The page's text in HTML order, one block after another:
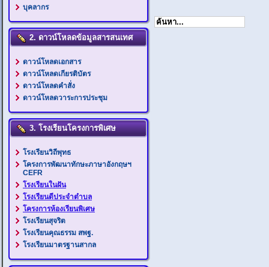
บุคลากร
2. ดาวน์โหลดข้อมูลสารสนเทศ
ดาวน์โหลดเอกสาร
ดาวน์โหลดเกียรติบัตร
ดาวน์โหลดคำสั่ง
ดาวน์โหลดวาระการประชุม
3. โรงเรียนโครงการพิเศษ
โรงเรียนวิถีพุทธ
โครงการพัฒนาทักษะภาษาอังกฤษฯ
CEFR
โรงเรียนในฝัน
โรงเรียนดีประจำตำบล
โครงการห้องเรียนพิเศษ
โรงเรียนสุจริต
โรงเรียนคุณธรรม สพฐ.
โรงเรียนมาตรฐานสากล